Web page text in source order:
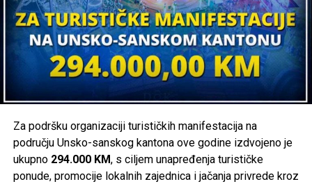
Za podršku organizaciji turističkih manifestacija na
području Unsko-sanskog kantona ove godine izdvojeno je
ukupno 294.000 KM, s ciljem unapređenja turističke
ponude, promocije lokalnih zajednica i jačanja privrede kroz